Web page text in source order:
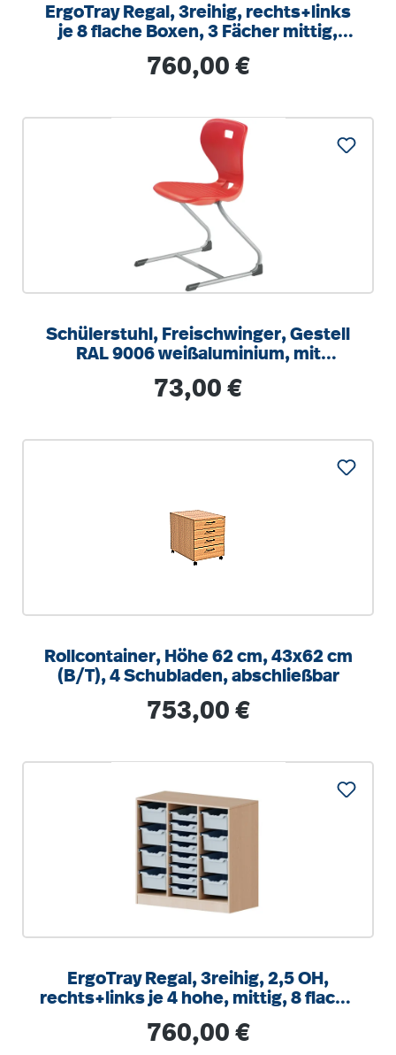
ErgoTray Regal, 3reihig, rechts+links
je 8 flache Boxen, 3 Fächer mittig,
Regulärer Preis:
760,00 €
Schülerstuhl, Freischwinger, Gestell
RAL 9006 weißaluminium, mit
Regulärer Preis:
73,00 €
Rollcontainer, Höhe 62 cm, 43x62 cm
(B/T), 4 Schubladen, abschließbar
Regulärer Preis:
753,00 €
ErgoTray Regal, 3reihig, 2,5 OH,
rechts+links je 4 hohe, mittig, 8 flache
Regulärer Preis:
760,00 €